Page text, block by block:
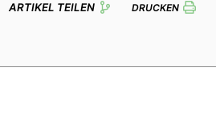
ARTIKEL TEILEN DRUCKEN